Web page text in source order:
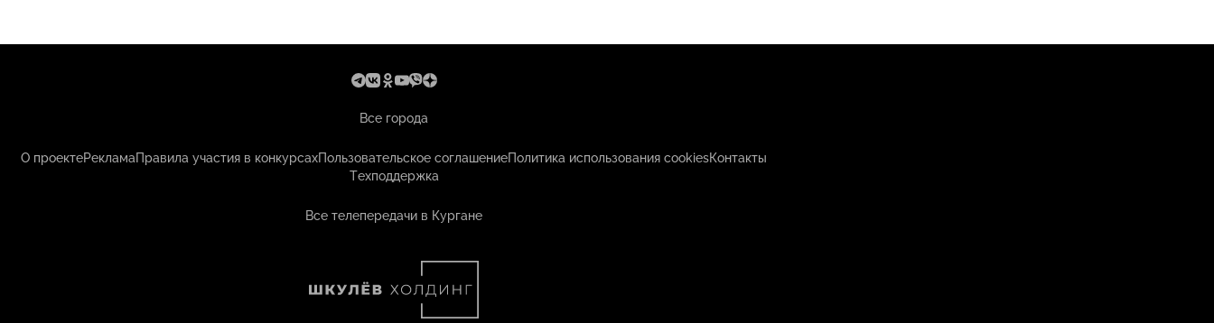
Все города
О проектеРекламаПравила участия в конкурсахПользовательское соглашениеПолитика использования cookiesКонтакты
Техподдержка
Все телепередачи в Кургане